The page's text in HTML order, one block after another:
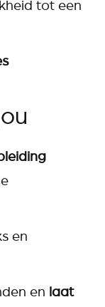
tot een
en
en laat